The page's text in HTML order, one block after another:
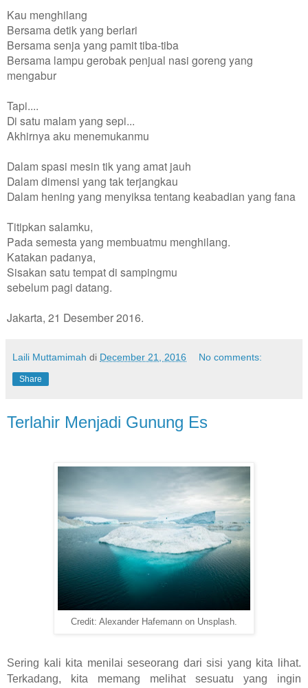
Kau menghilang
Bersama detik yang berlari
Bersama senja yang pamit tiba-tiba
Bersama lampu gerobak penjual nasi goreng yang
mengabur
Tapi....
Di satu malam yang sepi...
Akhirnya aku menemukanmu
Dalam spasi mesin tik yang amat jauh
Dalam dimensi yang tak terjangkau
Dalam hening yang menyiksa tentang keabadian yang fana
Titipkan salamku,
Pada semesta yang membuatmu menghilang.
Katakan padanya,
Sisakan satu tempat di sampingmu
sebelum pagi datang.
Jakarta, 21 Desember 2016.
Laili Muttamimah di December 21, 2016 No comments:
Share
Terlahir Menjadi Gunung Es
Credit: Alexander Hafemann on Unsplash.
Sering kali kita menilai seseorang dari sisi yang kita lihat.
Terkadang, kita memang melihat sesuatu yang ingin